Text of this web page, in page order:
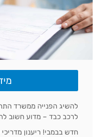
להשיג הפנייה ממשרד
לרכב כבד – מדוע חשוב
חדש בבמבי! ריענון